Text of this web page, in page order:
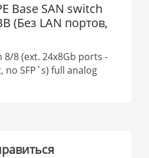
Base SAN switch
(Без LAN портов,
8/8 (ext. 24x8Gb ports -
no SFP`s) full analog